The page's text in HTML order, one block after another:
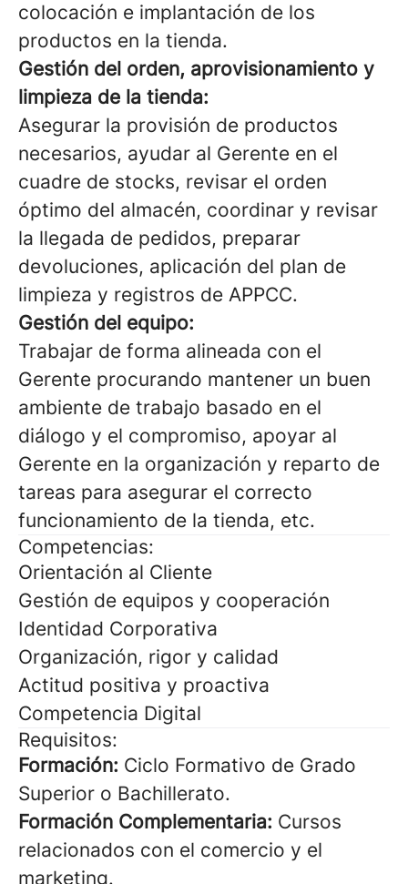
colocación e implantación de los
productos en la tienda.
Gestión del orden, aprovisionamiento y
limpieza de la tienda:
Asegurar la provisión de productos
necesarios, ayudar al Gerente en el
cuadre de stocks, revisar el orden
óptimo del almacén, coordinar y revisar
la llegada de pedidos, preparar
devoluciones, aplicación del plan de
limpieza y registros de APPCC.
Gestión del equipo:
Trabajar de forma alineada con el
Gerente procurando mantener un buen
ambiente de trabajo basado en el
diálogo y el compromiso, apoyar al
Gerente en la organización y reparto de
tareas para asegurar el correcto
funcionamiento de la tienda, etc.
Competencias:
Orientación al Cliente
Gestión de equipos y cooperación
Identidad Corporativa
Organización, rigor y calidad
Actitud positiva y proactiva
Competencia Digital
Requisitos:
Formación: Ciclo Formativo de Grado
Superior o Bachillerato.
Formación Complementaria: Cursos
relacionados con el comercio y el
marketing.